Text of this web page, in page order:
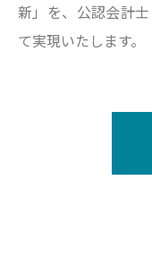
新」を、公認会計
て実現いたします。